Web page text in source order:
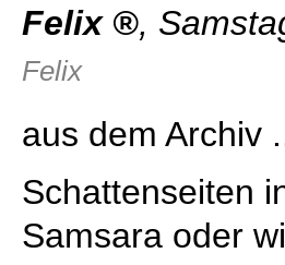
Felix ,
Felix
aus dem Archiv
Schattenseiten
Samsara oder